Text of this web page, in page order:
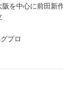
を中心に前田新
プロ